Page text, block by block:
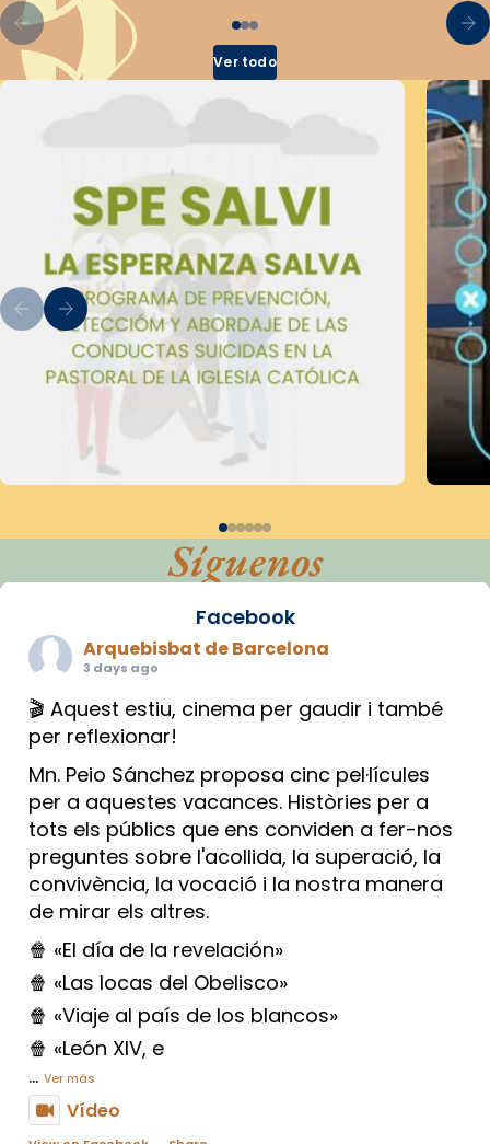
Ver todo
Síguenos
Facebook
Arquebisbat de Barcelona
3 days ago
🎬 Aquest estiu, cinema per gaudir i també
per reflexionar!
Mn. Peio Sánchez proposa cinc pel·lícules
per a aquestes vacances. Històries per a
tots els públics que ens conviden a fer-nos
preguntes sobre l'acollida, la superació, la
convivència, la vocació i la nostra manera
de mirar els altres.
🍿 «El día de la revelación»
🍿 «Las locas del Obelisco»
🍿 «Viaje al país de los blancos»
🍿 «León XIV, e
... Ver más
Vídeo